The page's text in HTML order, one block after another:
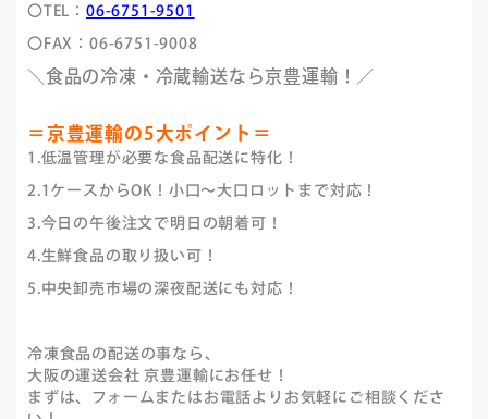
〇TEL：06-6751-9501
〇FAX：06-6751-9008
＼食品の冷凍・冷蔵輸送なら京豊運輸！／
＝京豊運輸の5大ポイント＝
1.低温管理が必要な食品配送に特化！
2.1ケースからOK！小口～大口ロットまで対応！
3.今日の午後注文で明日の朝着可！
4.生鮮食品の取り扱い可！
5.中央卸売市場の深夜配送にも対応！
冷凍食品の配送の事なら、
大阪の運送会社 京豊運輸にお任せ！
まずは、フォームまたはお電話よりお気軽にご相談くださ